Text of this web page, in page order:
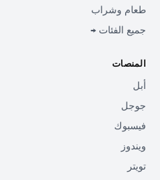
طعام وشراب
جميع الفئات →
المنصات
أبل
جوجل
فيسبوك
ويندوز
تويتر